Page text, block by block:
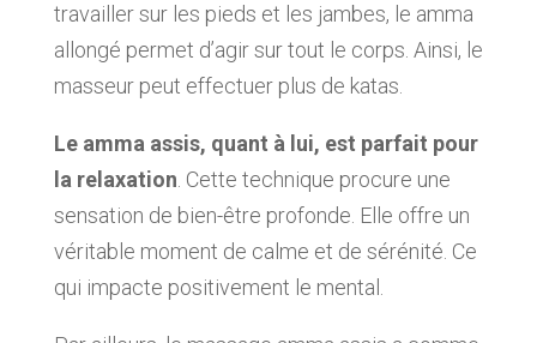
travailler sur les pieds et les jambes, le amma
allongé permet d’agir sur tout le corps. Ainsi, le
masseur peut effectuer plus de katas.
Le amma assis, quant à lui, est parfait pour
la relaxation. Cette technique procure une
sensation de bien-être profonde. Elle offre un
véritable moment de calme et de sérénité. Ce
qui impacte positivement le mental.